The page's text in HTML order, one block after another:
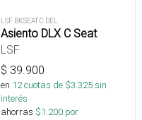
LSF BKSEAT C DEL
Asiento DLX C Seat
LSF
$ 39.900
en 12cuotas de $3.325sin
interés
ahorras $1.200 por